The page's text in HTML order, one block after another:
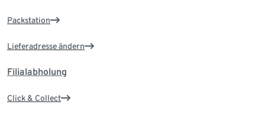
Packstation
Lieferadresse ändern
Filialabholung
Click & Collect